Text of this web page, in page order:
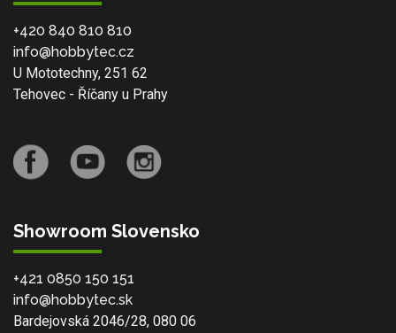
+420 840 810 810
info@hobbytec.cz
U Mototechny, 251 62
Tehovec - Říčany u Prahy
Showroom Slovensko
+421 0850 150 151
info@hobbytec.sk
Bardejovská 2046/28, 080 06